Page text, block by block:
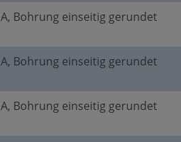
A, Bohrung einseitig gerundet
A, Bohrung einseitig gerundet
A, Bohrung einseitig gerundet